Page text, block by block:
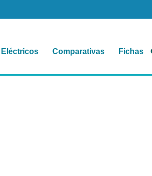
Eléctricos Comparativas Fichas